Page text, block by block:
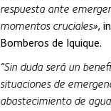
respuesta ante
momentos cruciales»,
Bomberos de Iquique.
“Sin duda será un
situaciones de
abastecimiento de